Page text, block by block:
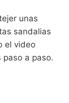
unas
sandalias
el video
paso a paso.